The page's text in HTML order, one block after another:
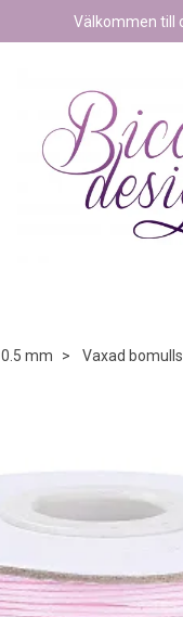
Välkommen till
0.5 mm Vaxad